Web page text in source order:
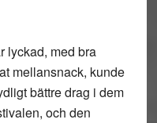
lyckad, med bra
mellansnack, kunde
bättre drag i dem
och den